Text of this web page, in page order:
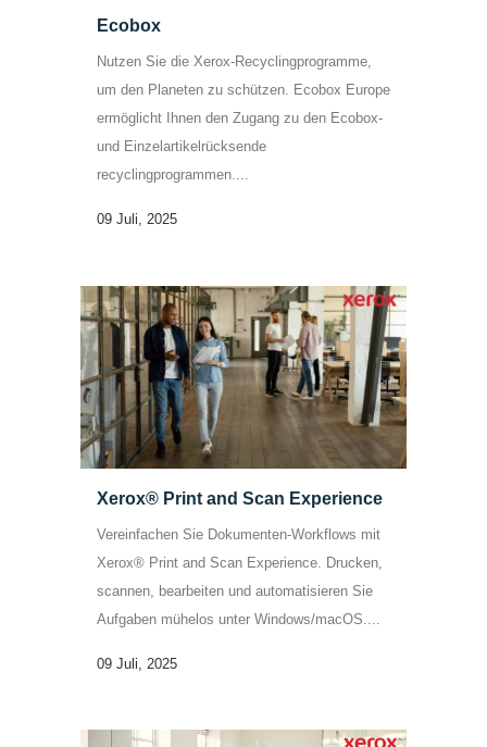
Ecobox
Nutzen Sie die Xerox-Recyclingprogramme,
um den Planeten zu schützen. Ecobox Europe
ermöglicht Ihnen den Zugang zu den Ecobox-
und Einzelartikelrücksende
recyclingprogrammen....
09 Juli, 2025
Xerox® Print and Scan Experience
Vereinfachen Sie Dokumenten-Workflows mit
Xerox® Print and Scan Experience. Drucken,
scannen, bearbeiten und automatisieren Sie
Aufgaben mühelos unter Windows/macOS....
09 Juli, 2025